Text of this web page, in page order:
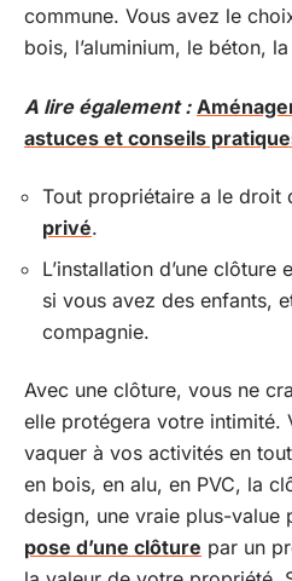
commune. Vous avez le
bois, l’aluminium, le béton,
A lire également :
astuces et conseils
Tout propriétaire a le droit
privé.
L’installation d’une
si vous avez des enfants,
compagnie.
Avec une clôture, vous ne
elle protégera votre intimité.
vaquer à vos activités en
en bois, en alu, en PVC, la
design, une vraie plus-value
pose d’une clôture par un